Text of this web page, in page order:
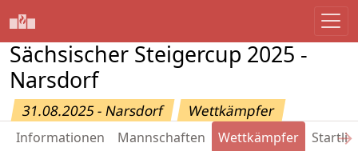
Sächsischer Steigercup 2025 -
Narsdorf
31.08.2025 - Narsdorf Wettkämpfer
Informationen Mannschaften Wettkämpfer →